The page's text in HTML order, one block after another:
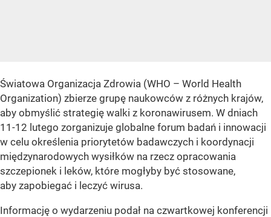
Światowa Organizacja Zdrowia (WHO – World Health
Organization) zbierze grupę naukowców z różnych krajów,
aby obmyślić strategię walki z koronawirusem. W dniach
11-12 lutego zorganizuje globalne forum badań i innowacji
w celu określenia priorytetów badawczych i koordynacji
międzynarodowych wysiłków na rzecz opracowania
szczepionek i leków, które mogłyby być stosowane,
aby zapobiegać i leczyć wirusa.
Informację o wydarzeniu podał na czwartkowej konferencji